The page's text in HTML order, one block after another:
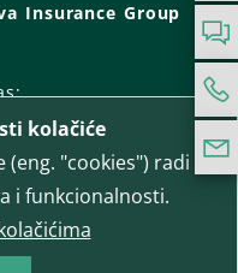
Insurance Group
Instagram
YouTube
komunikacije
kolačiće
(eng. "cookies") radi
i funkcionalnosti.